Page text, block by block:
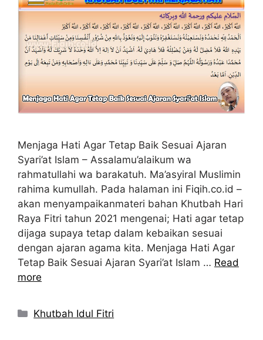
Menjaga Hati Agar Tetap Baik Sesuai Ajaran
Syari’at Islam – Assalamu’alaikum wa
rahmatullahi wa barakatuh. Ma’asyiral Muslimin
rahima kumullah. Pada halaman ini Fiqih.co.id –
akan menyampaikanmateri bahan Khutbah Hari
Raya Fitri tahun 2021 mengenai; Hati agar tetap
dijaga supaya tetap dalam kebaikan sesuai
dengan ajaran agama kita. Menjaga Hati Agar
Tetap Baik Sesuai Ajaran Syari’at Islam … Read
more
Kategori
Khutbah Idul Fitri